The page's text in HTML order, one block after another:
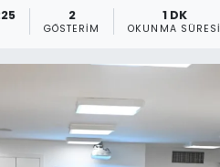
2
GÖSTERIM
1 DK
OKUNMA SÜRESI